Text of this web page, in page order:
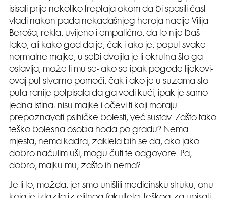
isisali prije nekoliko treptaja okom da bi spasili čast
vladi nakon pada nekadašnjeg heroja nacije Vilija
Beroša, rekla, uvijeno i empatično, da to nije baš
tako, ali kako god da je, čak i ako je, poput svake
normalne majke, u sebi dvojila je li okrutna što ga
ostavlja, može li mu se- ako se ipak pogode lijekovi-
ovaj put stvarno pomoći, čak i ako je u suzama sto
puta ranije potpisala da ga vodi kući, ipak je samo
jedna istina: nisu majke i očevi ti koji moraju
prepoznavati psihičke bolesti, već sustav. Zašto tako
teško bolesna osoba hoda po gradu? Nema
mjesta, nema kadra, zaklela bih se da, ako jako
dobro naćulim uši, mogu čuti te odgovore. Pa,
dobro, majku mu, zašto ih nema?
Je li to, možda, jer smo uništili medicinsku struku, onu